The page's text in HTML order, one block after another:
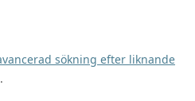
sökning efter liknande